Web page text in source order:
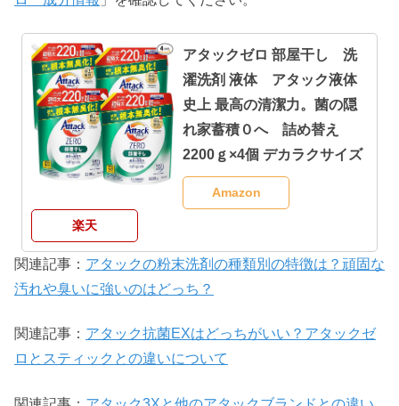
アタックゼロ 部屋干し 洗
濯洗剤 液体 アタック液体
史上 最高の清潔力。菌の隠
れ家蓄積０へ 詰め替え
2200ｇ×4個 デカラクサイズ
Amazon
楽天
関連記事： アタックの粉末洗剤の種類別の特徴は？頑固な
汚れや臭いに強いのはどっち？
関連記事： アタック抗菌EXはどっちがいい？アタックゼ
ロとスティックとの違いについて